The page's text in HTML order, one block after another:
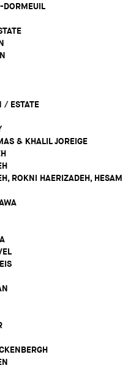
DORMEUIL
/ ESTATE
& KHALIL JOREIGE
ROKNI HAERIZADEH,